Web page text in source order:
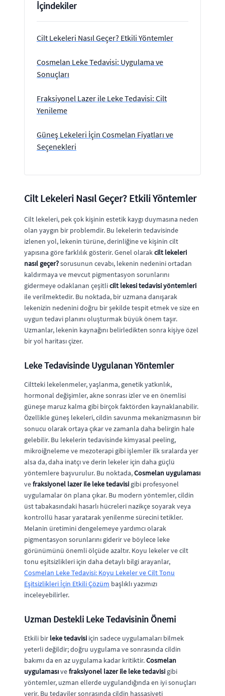
İçindekiler
Cilt Lekeleri Nasıl Geçer? Etkili Yöntemler
Cosmelan Leke Tedavisi: Uygulama ve
Sonuçları
Fraksiyonel Lazer ile Leke Tedavisi: Cilt
Yenileme
Güneş Lekeleri İçin Cosmelan Fiyatları ve
Seçenekleri
Cilt Lekeleri Nasıl Geçer? Etkili Yöntemler
Cilt lekeleri, pek çok kişinin estetik kaygı duymasına neden
olan yaygın bir problemdir. Bu lekelerin tedavisinde
izlenen yol, lekenin türüne, derinliğine ve kişinin cilt
yapısına göre farklılık gösterir. Genel olarakcilt lekeleri
nasıl geçer?sorusunun cevabı, lekenin nedenini ortadan
kaldırmaya ve mevcut pigmentasyon sorunlarını
gidermeye odaklanan çeşitlicilt lekesi tedavisi yöntemleri
ile verilmektedir. Bu noktada, bir uzmana danışarak
lekenizin nedenini doğru bir şekilde tespit etmek ve size en
uygun tedavi planını oluşturmak büyük önem taşır.
Uzmanlar, lekenin kaynağını belirledikten sonra kişiye özel
bir yol haritası çizer.
Leke Tedavisinde Uygulanan Yöntemler
Ciltteki lekelenmeler, yaşlanma, genetik yatkınlık,
hormonal değişimler, akne sonrası izler ve en önemlisi
güneşe maruz kalma gibi birçok faktörden kaynaklanabilir.
Özellikle güneş lekeleri, cildin savunma mekanizmasının bir
sonucu olarak ortaya çıkar ve zamanla daha belirgin hale
gelebilir. Bu lekelerin tedavisinde kimyasal peeling,
mikroiğneleme ve mezoterapi gibi işlemler ilk sıralarda yer
alsa da, daha inatçı ve derin lekeler için daha güçlü
yöntemlere başvurulur. Bu noktada,Cosmelan uygulaması
vefraksiyonel lazer ile leke tedavisi gibi profesyonel
uygulamalar ön plana çıkar. Bu modern yöntemler, cildin
üst tabakasındaki hasarlı hücreleri nazikçe soyarak veya
kontrollü hasar yaratarak yenilenme sürecini tetikler.
Melanin üretimini dengelemeye yardımcı olarak
pigmentasyon sorunlarını giderir ve böylece leke
görünümünü önemli ölçüde azaltır. Koyu lekeler ve cilt
tonu eşitsizlikleri için daha detaylı bilgi arayanlar,
Cosmelan Leke Tedavisi: Koyu Lekeler ve Cilt Tonu
Eşitsizlikleri İçin Etkili Çözüm başlıklı yazımızı
inceleyebilirler.
Uzman Destekli Leke Tedavisinin Önemi
Etkili bir leke tedavisi için sadece uygulamaları bilmek
yeterli değildir; doğru uygulama ve sonrasında cildin
bakımı da en az uygulama kadar kritiktir.Cosmelan
uygulamasıvefraksiyonel lazer ile leke tedavisi gibi
yöntemler, uzman ellerde uygulandığında en iyi sonuçları
verir. Bu tedaviler sonrasında cildin hassasiyeti